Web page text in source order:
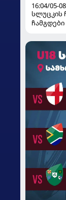
16:04/05-
სლუცკის